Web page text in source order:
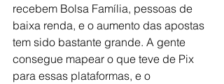
recebem Bolsa Família, pessoas de
baixa renda, e o aumento das apostas
tem sido bastante grande. A gente
consegue mapear o que teve de Pix
para essas plataformas, e o